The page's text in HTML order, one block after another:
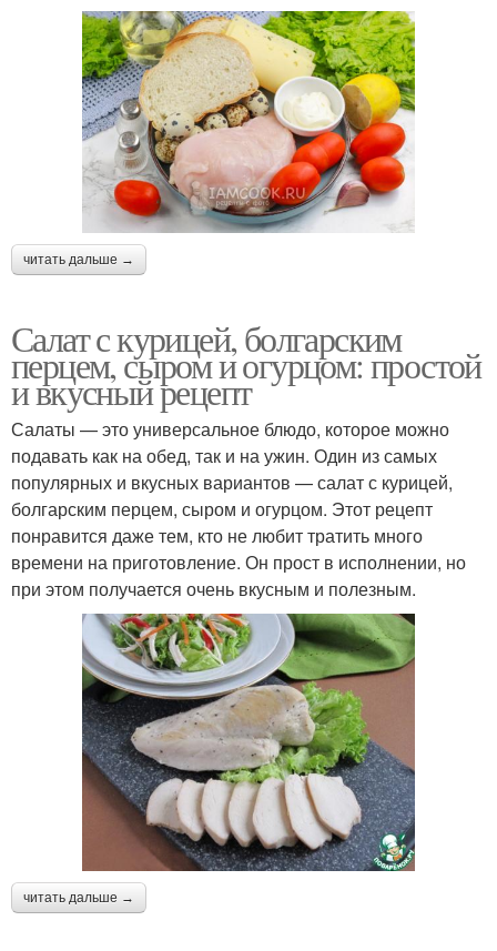
читать дальше →
Салат с курицей, болгарским
перцем, сыром и огурцом: простой
и вкусный рецепт
Салаты — это универсальное блюдо, которое можно
подавать как на обед, так и на ужин. Один из самых
популярных и вкусных вариантов — салат с курицей,
болгарским перцем, сыром и огурцом. Этот рецепт
понравится даже тем, кто не любит тратить много
времени на приготовление. Он прост в исполнении, но
при этом получается очень вкусным и полезным.
читать дальше →